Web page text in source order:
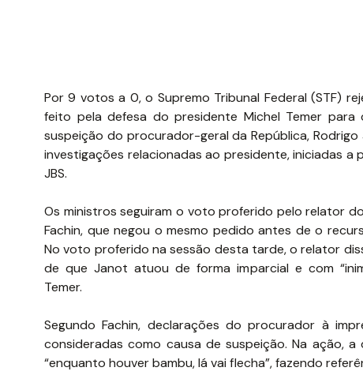
Por 9 votos a 0, o Supremo Tribunal Federal (STF)
feito pela defesa do presidente Michel Temer para
suspeição do procurador-geral da República,
investigações relacionadas ao presidente, iniciadas a
JBS.
Os ministros seguiram o voto proferido pelo relator
Fachin, que negou o mesmo pedido antes de o
No voto proferido na sessão desta tarde, o relator
de que Janot atuou de forma imparcial e com
Temer.
Segundo Fachin, declarações do procurador à
consideradas como causa de suspeição. Na ação,
“enquanto houver bambu, lá vai flecha”, fazendo